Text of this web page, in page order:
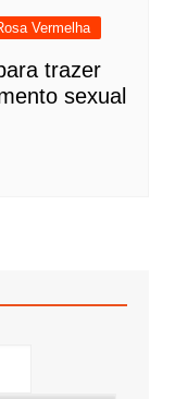
Vermelha
trazer
sexual